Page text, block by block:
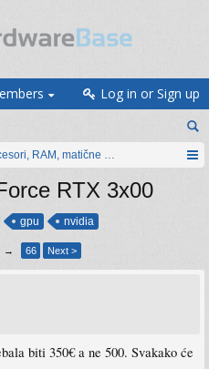
Log in or Sign up
RAM, matične ploče i grafičke
RTX 3x00
gpu nvidia
→ 66 Next >
biti 350€ a ne 500. Svakako će